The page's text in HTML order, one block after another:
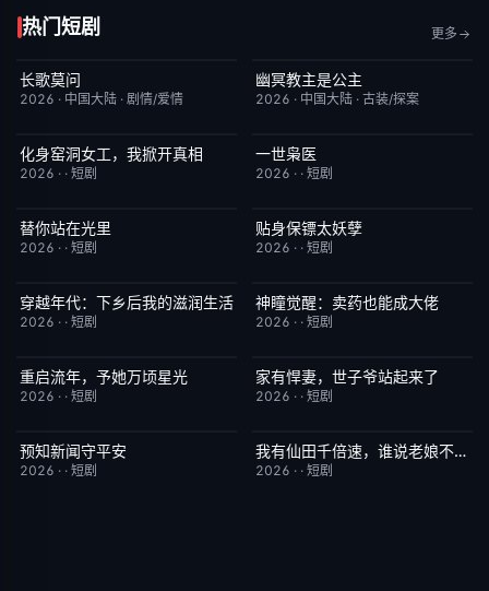
热门短剧 更多
已完结
长歌莫问
2026 · 中国大陆 · 剧情/爱情
已完结
幽冥教主是公主
2026 · 中国大陆 · 古装/探案
完结
化身窑洞女工，我掀开真相
2026 · · 短剧
完结
一世枭医
2026 · · 短剧
完结
替你站在光里
2026 · · 短剧
完结
贴身保镖太妖孽
2026 · · 短剧
完结 3.0
穿越年代：下乡后我的滋润生活
2026 · · 短剧
完结 7.0
神瞳觉醒：卖药也能成大佬
2026 · · 短剧
完结
重启流年，予她万顷星光
2026 · · 短剧
完结
家有悍妻，世子爷站起来了
2026 · · 短剧
完结
预知新闻守平安
2026 · · 短剧
完结 6.0我有仙田千倍速，谁说老娘不是仙
2026 · · 短剧